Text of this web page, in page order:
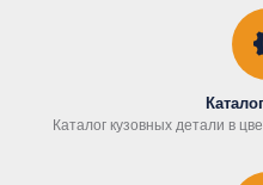
Каталог кузовных детали в